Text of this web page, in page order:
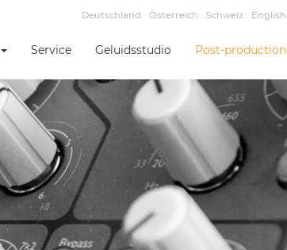
Deutschland Österreich Schweiz English
Service Geluidsstudio Post-production